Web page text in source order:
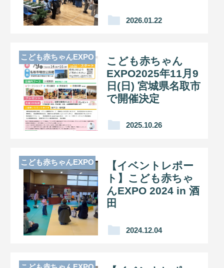
ァミリーが来場。
2026.01.22
こども赤ちゃん
EXPO2025年11月9
日(日) 宮城県名取市
で開催決定
2025.10.26
こども赤ちゃんEXPO
【イベントレポー
ト】こども赤ちゃ
んEXPO 2024 in 酒
田
2024.12.04
こども赤ちゃんEXPO